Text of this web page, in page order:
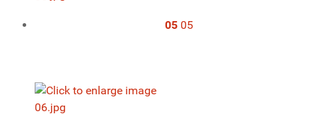
05 05